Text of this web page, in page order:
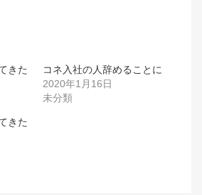
きた
コネ入社の人辞めることに
2020年1月16日
未分類
きた